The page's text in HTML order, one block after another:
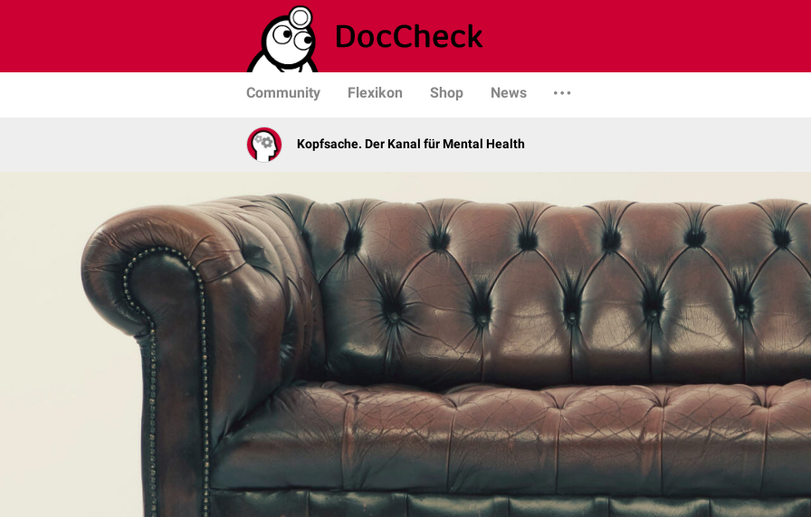
Community Flexikon Shop News
Kopfsache. Der Kanal für Mental Health